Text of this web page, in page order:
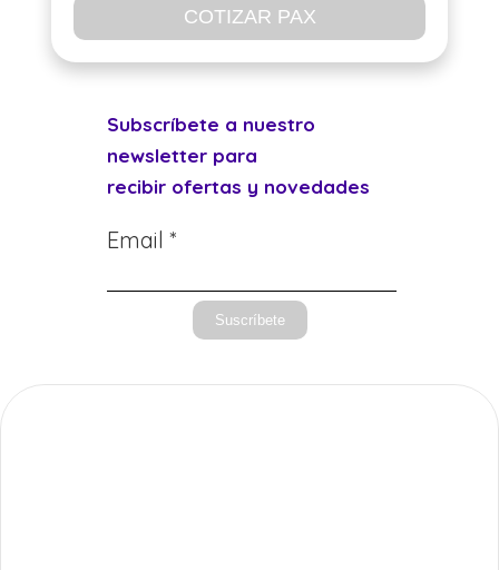
COTIZAR PAX
Subscríbete a nuestro
newsletter para
recibir ofertas y novedades
Email *
Suscríbete